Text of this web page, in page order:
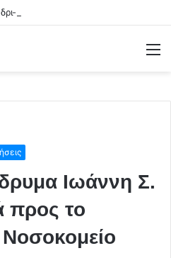
Ιωάννη Σ.
προς το